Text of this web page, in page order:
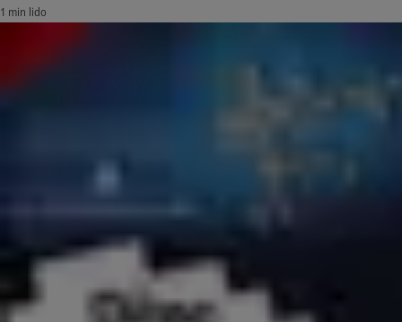
1 min lido